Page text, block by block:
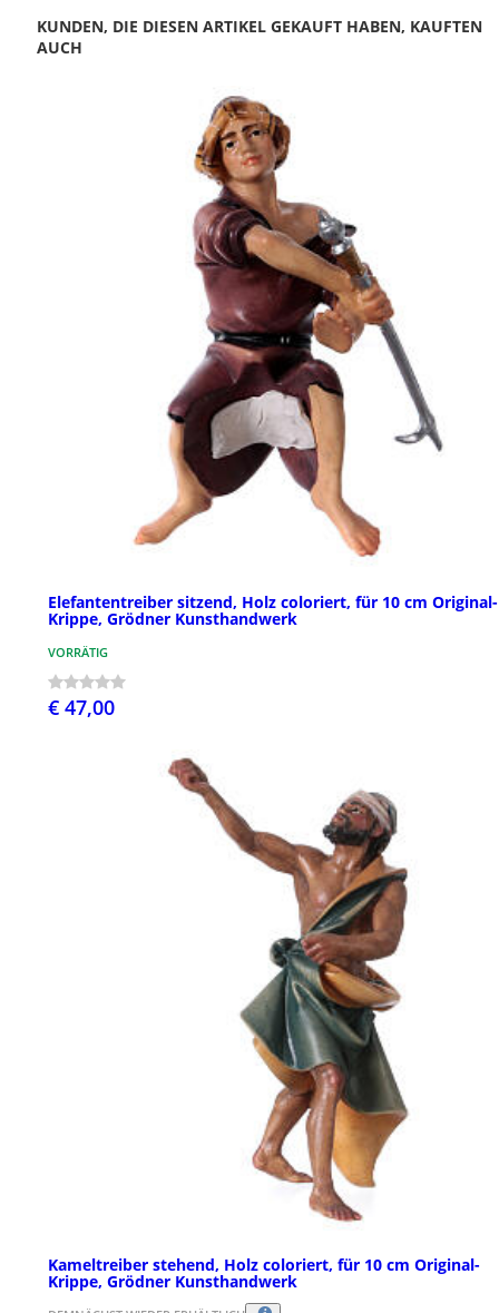
KUNDEN, DIE DIESEN ARTIKEL GEKAUFT HABEN, KAUFTEN
AUCH
Elefantentreiber sitzend, Holz coloriert, für 10 cm Original-
Krippe, Grödner Kunsthandwerk
VORRÄTIG
€ 47,00
Kameltreiber stehend, Holz coloriert, für 10 cm Original-
Krippe, Grödner Kunsthandwerk